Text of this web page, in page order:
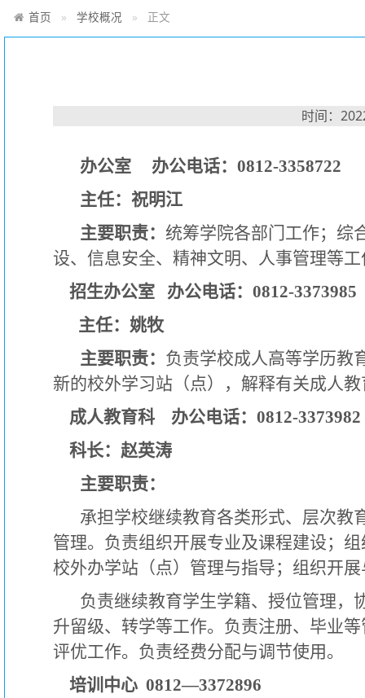
首页 学校概况 正文
时间：
办公室 办公电话：0812-3358722
主任：祝明江
主要职责： 统筹学院各部门工作；综
设、信息安全、精神文明、人事管理等
招生办公室 办公电话：0812-3373985
主任：姚牧
主要职责： 负责学校成人高等学历教
新的校外学习站（点），解释有关成人
成人教育科 办公电话：0812-3373982
科长：赵英涛
主要职责：
承担学校继续教育各类形式、层次教
管理。 负责组织开展专业及课程建设；
校外办学站 （点）管理与指导；组织开
负责继续教育学生学籍、授位管理，
升留级、转学等工作。负责注册、毕业等
评优工作。 负责经费分配与调节使用 。
培训中心 0812—3372896